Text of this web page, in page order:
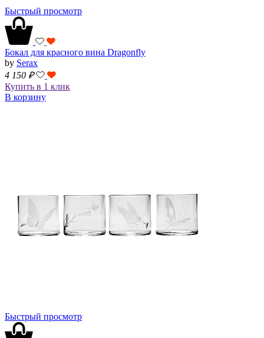
Быстрый просмотр
Бокал для красного вина Dragonfly
by Serax
4 150 ₽
Купить в 1 клик
В корзину
Быстрый просмотр